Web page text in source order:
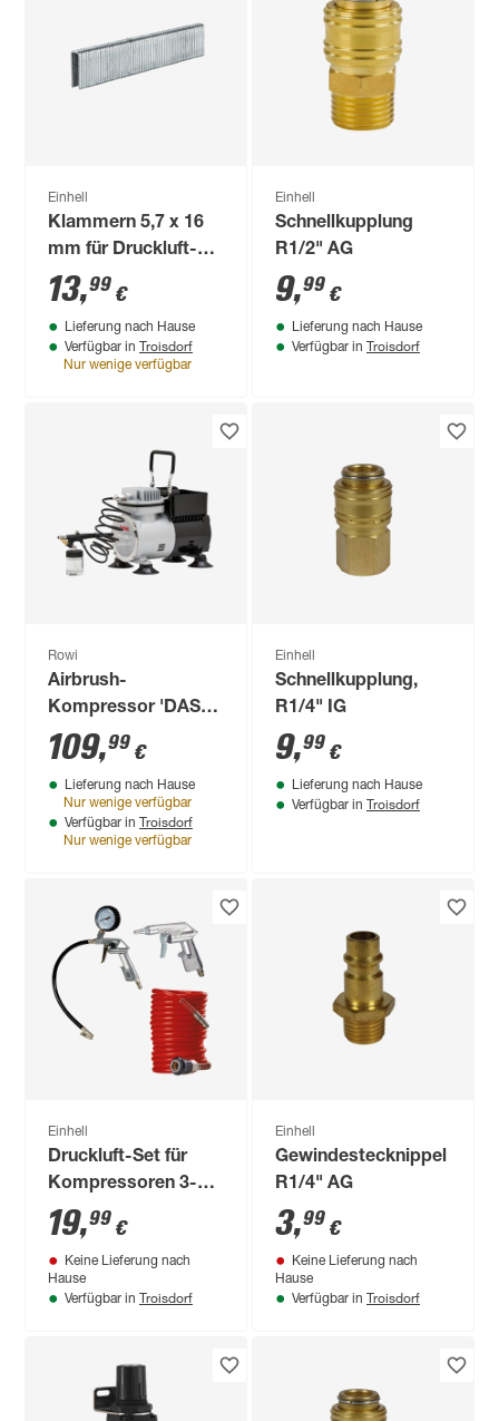
Einhell
Klammern 5,7 x 16
mm für Druckluft-
Tacker 3000 Stück
13,99 €
Lieferung nach Hause
Verfügbar in Troisdorf
Nur wenige verfügbar
Einhell
Schnellkupplung
R1/2" AG
9,99 €
Lieferung nach Hause
Verfügbar in Troisdorf
Rowi
Airbrush-
Kompressor 'DAS
300/1 Set Creative'
2,6 bar inklusive
Zubehör
109,99 €
Lieferung nach Hause
Nur wenige verfügbar
Verfügbar in Troisdorf
Nur wenige verfügbar
Einhell
Schnellkupplung,
R1/4" IG
9,99 €
Lieferung nach Hause
Verfügbar in Troisdorf
Einhell
Druckluft-Set für
Kompressoren 3-
teilig
19,99 €
Keine Lieferung nach
Hause
Verfügbar in Troisdorf
Einhell
Gewindestecknippel
R1/4" AG
3,99 €
Keine Lieferung nach
Hause
Verfügbar in Troisdorf